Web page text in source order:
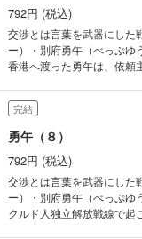
792円 (税込)
交渉とは言葉を武器にし
ー）・別府勇午（べっぷゆ
香港へ渡った勇午は、依頼
完結
勇午（８）
792円 (税込)
交渉とは言葉を武器にし
ー）・別府勇午（べっぷ
クルド人独立解放戦線で起